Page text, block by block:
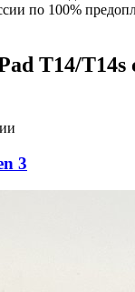
по 100%
T14/T14s
3